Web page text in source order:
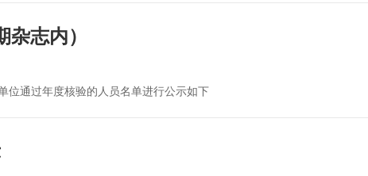
志内）
位通过年度核验的人员名单进行公示如下